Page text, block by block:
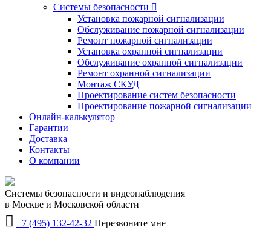
Системы безопасности 
Установка пожарной сигнализации
Обслуживание пожарной сигнализации
Ремонт пожарной сигнализации
Установка охранной сигнализации
Обслуживание охранной сигнализации
Ремонт охранной сигнализации
Монтаж СКУД
Проектирование систем безопасности
Проектирование пожарной сигнализации
Онлайн-калькулятор
Гарантии
Доставка
Контакты
О компании
Системы безопасности и видеонаблюдения
в Москве и Московской области
 +7 (495) 132-42-32 Перезвоните мне